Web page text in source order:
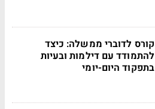
קורס לדוברי ממשלה: כיצד
להתמודד עם דילמות ובעיות
בתפקוד היום-יומי